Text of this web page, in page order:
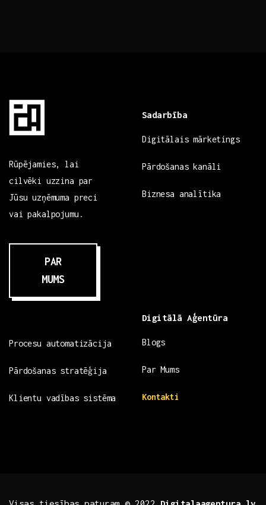
Rūpējamies, lai
cilvēki uzzina par
Jūsu uzņēmuma preci
vai pakalpojumu.
PAR
MUMS
Sadarbība
Digitālais mārketings
Pārdošanas kanāli
Biznesa analītika
Procesu automatizācija
Pārdošanas stratēģija
Klientu vadības sistēma
Digitālā Aģentūra
Blogs
Par Mums
Kontakti